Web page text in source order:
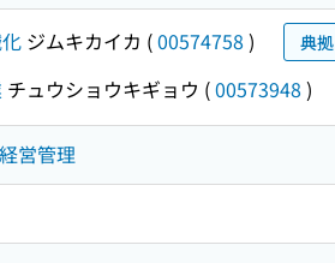
ジムキカイカ (00574758 ) 典拠
チュウショウキギョウ (00573948 )
営管理